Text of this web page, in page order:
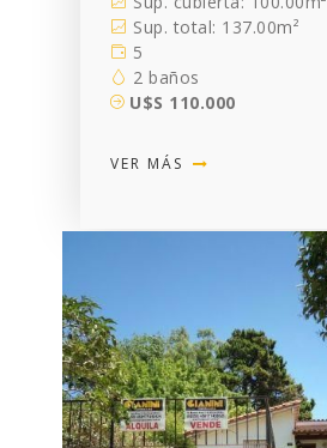
Sup. total: 137.00m²
5
2 baños
U$S 110.000
VER MÁS